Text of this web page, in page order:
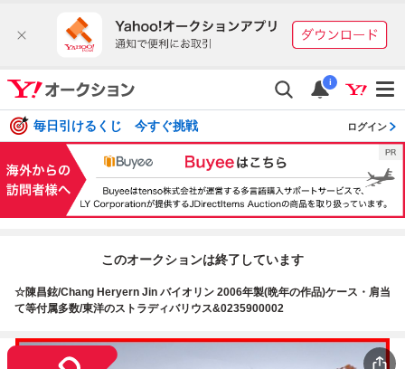
i
毎日引けるくじ 今すぐ挑戦 ログイン
このオークションは終了しています
☆陳昌鉉/Chang Heryern Jin バイオリン 2006年製(晩年の作品)ケース・肩当
て等付属多数/東洋のストラディバリウス&0235900002